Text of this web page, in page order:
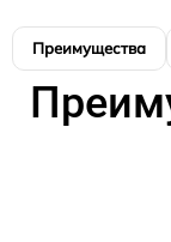
Преимущества